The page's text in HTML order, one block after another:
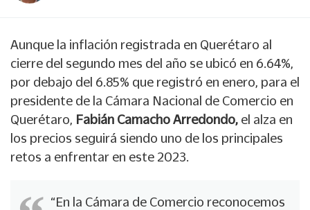
Aunque la inflación registrada en Querétaro al
cierre del segundo mes del año se ubicó en 6.64%,
por debajo del 6.85% que registró en enero, para el
presidente de la Cámara Nacional de Comercio en
Querétaro, Fabián Camacho Arredondo, el alza en
los precios seguirá siendo uno de los principales
retos a enfrentar en este 2023.
“En la Cámara de Comercio reconocemos